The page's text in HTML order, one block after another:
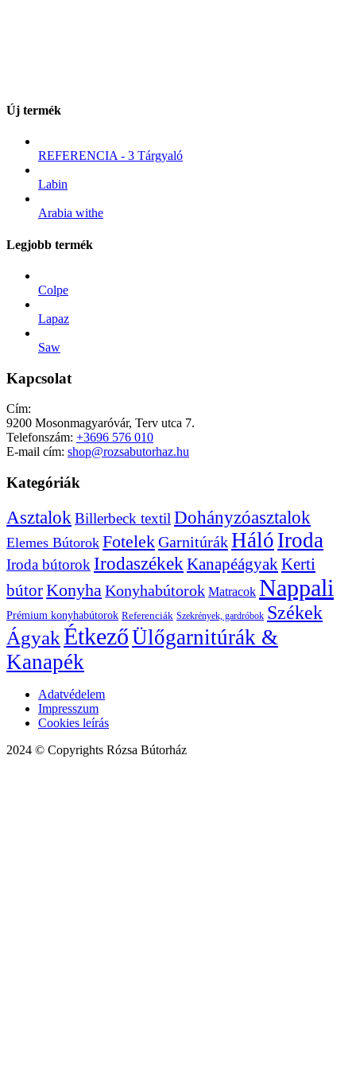
Új termék
REFERENCIA - 3 Tárgyaló
Labin
Arabia withe
Legjobb termék
Colpe
Lapaz
Saw
Kapcsolat
Cím:
9200 Mosonmagyaróvár, Terv utca 7.
Telefonszám: +3696 576 010
E-mail cím: shop@rozsabutorhaz.hu
Kategóriák
Asztalok Billerbeck textil Dohányzóasztalok
Elemes Bútorok FotelekGarnitúrákHáló Iroda
Iroda bútorok Irodaszékek Kanapéágyak Kerti
bútorKonyha Konyhabútorok Matracok Nappali
Prémium konyhabútorok Referenciák Szekrények, gardróbok Székek
ÁgyakÉtkezőÜlőgarnitúrák &
Kanapék
Adatvédelem
Impresszum
Cookies leírás
2024 © Copyrights Rózsa Bútorház